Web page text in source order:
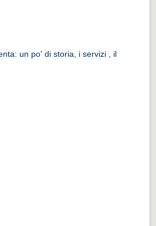
un po' di storia, i servizi , il